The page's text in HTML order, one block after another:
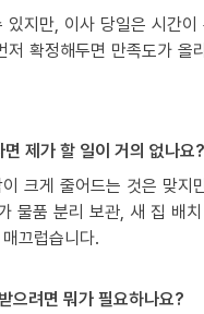
지만, 이사 당일은 시간이
저 확정해두면 만족도가 올
제가 할 일이 거의 없나요?
크게 줄어드는 것은 맞지
물품 분리 보관, 새 집 배
끄럽습니다.
으려면 뭐가 필요하나요?